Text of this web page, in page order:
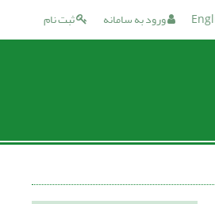
ثبت نام ورود به سامانه